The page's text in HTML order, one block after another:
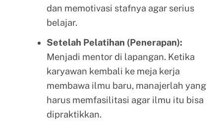
dan memotivasi stafnya agar serius
belajar.
Setelah Pelatihan (Penerapan):
Menjadi mentor di lapangan. Ketika
karyawan kembali ke meja kerja
membawa ilmu baru, manajerlah yang
harus memfasilitasi agar ilmu itu bisa
dipraktikkan.